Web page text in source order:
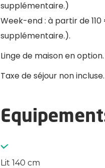
supplémentaire.)
Week-end : à partir de
supplémentaire.).
Linge de maison en
Taxe de séjour non incluse.
Lit 140 cm